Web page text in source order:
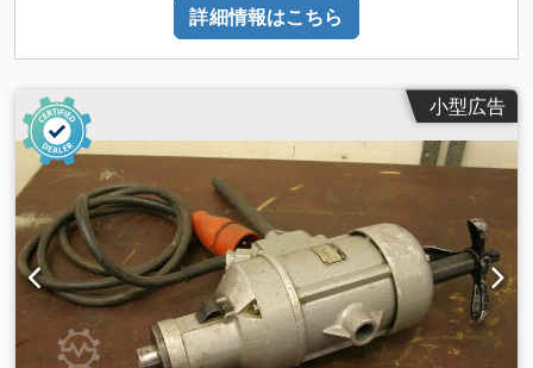
詳細情報はこちら
小型広告